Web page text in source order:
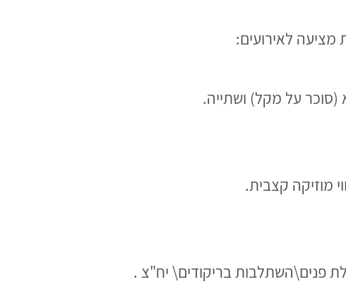
(סוכר על מקל) ושתייה.
מוזיקה קצבית.
פנים\השתלבות בריקודים\ יח"צ .